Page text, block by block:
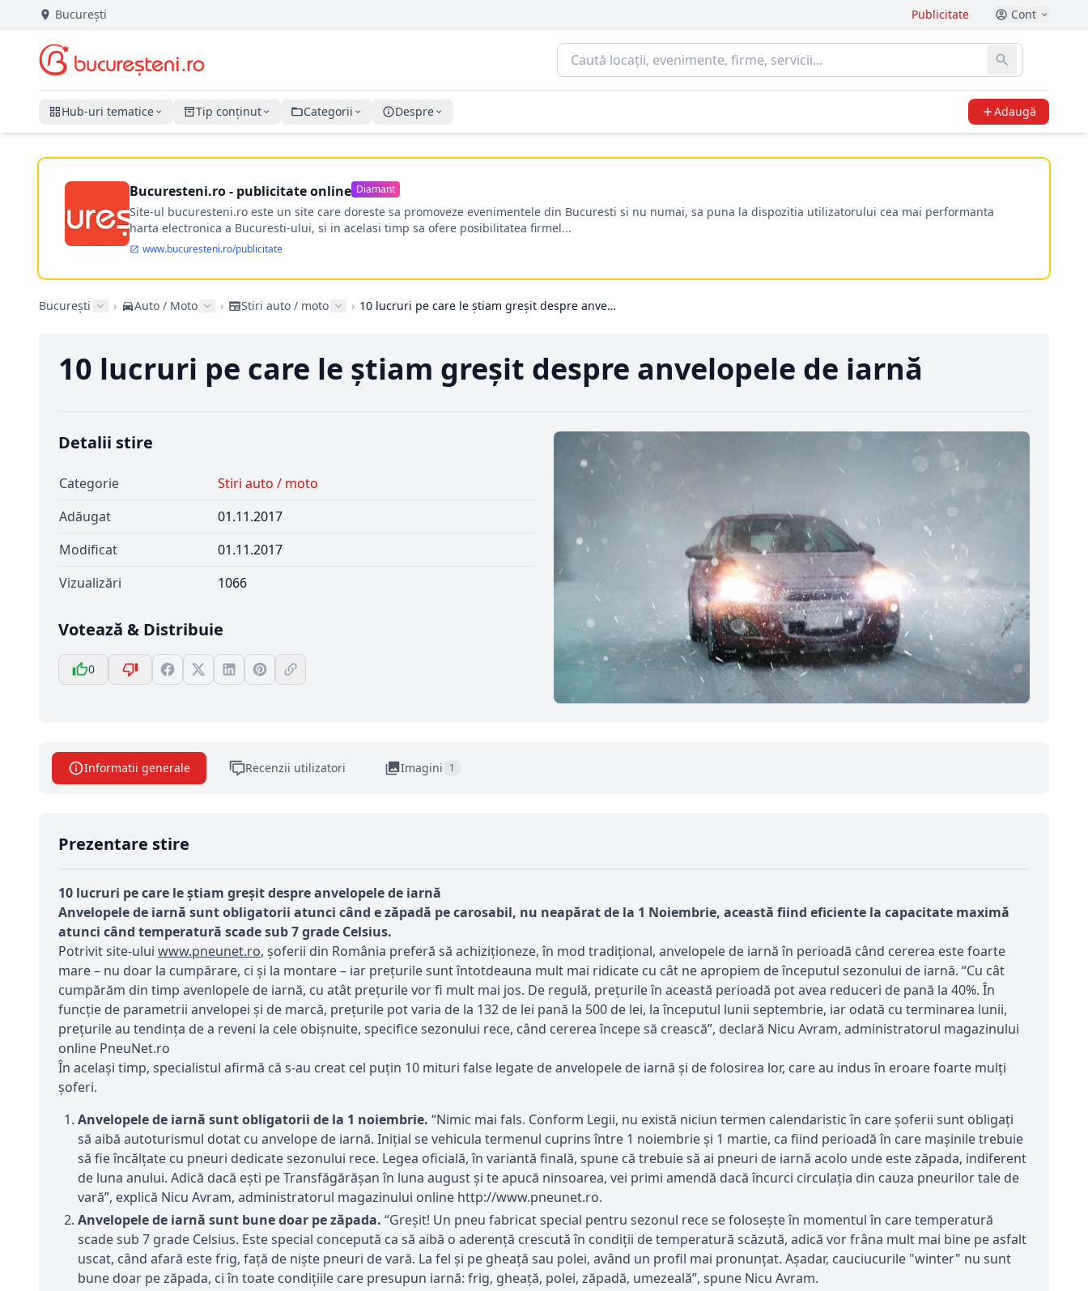
București Publicitate Cont
Hub-uri tematice Tip conținut Categorii Despre Adaugă
Bucuresteni.ro - publicitate online Diamant
Site-ul bucuresteni.ro este un site care doreste sa promoveze evenimentele din Bucuresti si nu numai, sa puna la dispozitia utilizatorului cea mai performanta
harta electronica a Bucuresti-ului, si in acelasi timp sa ofere posibilitatea firmel...
www.bucuresteni.ro/publicitate
București › Auto / Moto › Stiri auto / moto › 10 lucruri pe care le ştiam greşit despre anvelopele de iarnă
10 lucruri pe care le ştiam greşit despre anvelopele de iarnă
Detalii stire
Categorie
Stiri auto / moto
Adăugat
01.11.2017
Modificat
01.11.2017
Vizualizări
1066
Votează & Distribuie
0
Informatii generale Recenzii utilizatori Imagini 1
Prezentare stire
10 lucruri pe care le ştiam greşit despre anvelopele de iarnă
Anvelopele de iarnă sunt obligatorii atunci când e zăpadă pe carosabil, nu neapărat de la 1 Noiembrie, această fiind eficiente la capacitate maximă
atunci când temperatură scade sub 7 grade Celsius.
Potrivit site-ului www.pneunet.ro, șoferii din România preferă să achiziționeze, în mod tradițional, anvelopele de iarnă în perioadă când cererea este foarte
mare – nu doar la cumpărare, ci și la montare – iar prețurile sunt întotdeauna mult mai ridicate cu cât ne apropiem de începutul sezonului de iarnă. “Cu cât
cumpărăm din timp avenlopele de iarnă, cu atât prețurile vor fi mult mai jos. De regulă, prețurile în această perioadă pot avea reduceri de pană la 40%. În
funcție de parametrii anvelopei și de marcă, prețurile pot varia de la 132 de lei pană la 500 de lei, la începutul lunii septembrie, iar odată cu terminarea lunii,
prețurile au tendința de a reveni la cele obișnuite, specifice sezonului rece, când cererea începe să crească”, declară Nicu Avram, administratorul magazinului
online PneuNet.ro
În același timp, specialistul afirmă că s-au creat cel puțin 10 mituri false legate de anvelopele de iarnă și de folosirea lor, care au indus în eroare foarte mulți
șoferi.
Anvelopele de iarnă sunt obligatorii de la 1 noiembrie. “Nimic mai fals. Conform Legii, nu există niciun termen calendaristic în care șoferii sunt obligați
să aibă autoturismul dotat cu anvelope de iarnă. Inițial se vehicula termenul cuprins între 1 noiembrie și 1 martie, ca fiind perioadă în care mașinile trebuie
să fie încălțate cu pneuri dedicate sezonului rece. Legea oficială, în variantă finală, spune că trebuie să ai pneuri de iarnă acolo unde este zăpada, indiferent
de luna anului. Adică dacă ești pe Transfăgărășan în luna august și te apucă ninsoarea, vei primi amendă dacă încurci circulația din cauza pneurilor tale de
vară”, explică Nicu Avram, administratorul magazinului online http://www.pneunet.ro.
Anvelopele de iarnă sunt bune doar pe zăpada. “Greşit! Un pneu fabricat special pentru sezonul rece se folosește în momentul în care temperatură
scade sub 7 grade Celsius. Este special concepută ca să aibă o aderență crescută în condiții de temperatură scăzută, adică vor frâna mult mai bine pe asfalt
uscat, când afară este frig, față de niște pneuri de vară. La fel și pe gheață sau polei, având un profil mai pronunțat. Așadar, cauciucurile "winter" nu sunt
bune doar pe zăpada, ci în toate condițiile care presupun iarnă: frig, gheață, polei, zăpadă, umezeală”, spune Nicu Avram.